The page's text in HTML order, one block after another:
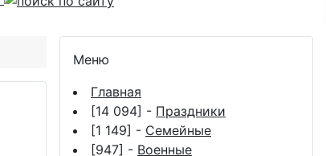
Меню
Главная
[14 094] - Праздники
[1 149] - Семейные
[947] - Военные